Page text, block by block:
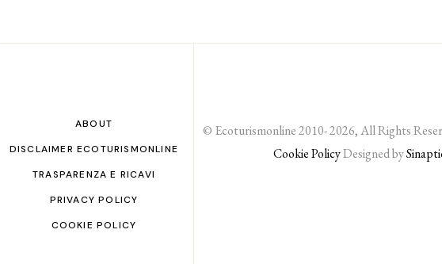
ABOUT
DISCLAIMER ECOTURISMONLINE
TRASPARENZA E RICAVI
PRIVACY POLICY
COOKIE POLICY
© Ecoturismonline 2010- 2026, All Rights
Cookie PolicyDesigned by